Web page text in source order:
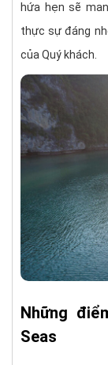
hứa hẹn sẽ
thực sự đáng
của Quý khách.
Những
Seas